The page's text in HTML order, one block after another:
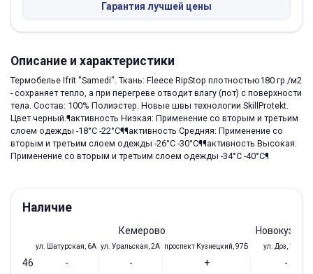
Гарантия лучшей цены
Описание и характеристики
Термобелье Ifrit "Samedi". Ткань: Fleece RipStop плотностью180 гр./м2
- сохраняет тепло, а при перегреве отводит влагу (пот) с поверхности
тела. Состав: 100% Полиэстер. Новые швы технологии SkillProtekt.
Цвет черный.¶активность Низкая: Применение со вторым и третьим
слоем одежды -18°C -22°C¶¶активность Средняя: Применение со
вторым и третьим слоем одежды -26°C -30°C¶¶активность Высокая:
Применение со вторым и третьим слоем одежды -34°C -40°C¶
Наличие
Кемерово
ул. Шатурская, 6А ул. Уральская, 2А проспект Кузнецкий, 97Б ул. Доз, 19/28
46 - - +
-